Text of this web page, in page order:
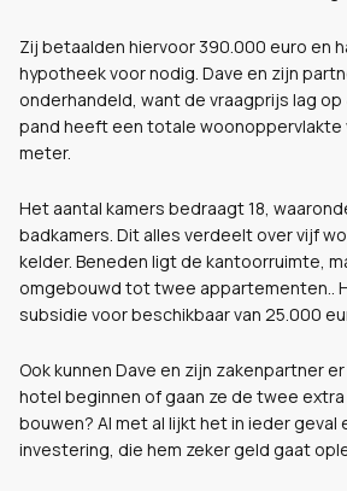
Zij betaalden hiervoor 390.000 euro en
hypotheek voor nodig. Dave en zijn
onderhandeld, want de vraagprijs lag
pand heeft een totale woonoppervlakte
meter.
Het aantal kamers bedraagt 18,
badkamers. Dit alles verdeelt over vijf
kelder. Beneden ligt de kantoorruimte,
omgebouwd tot twee appartementen..
subsidie voor beschikbaar van 25.000
Ook kunnen Dave en zijn zakenpartner
hotel beginnen of gaan ze de twee
bouwen? Al met al lijkt het in ieder geval
investering, die hem zeker geld gaat